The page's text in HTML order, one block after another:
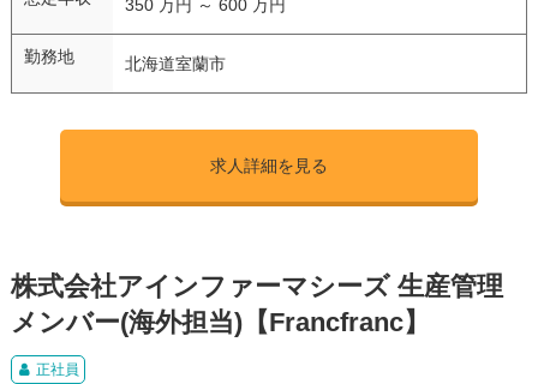
350 万円 ～ 600 万円
勤務地 北海道室蘭市
求人詳細を見る
株式会社アインファーマシーズ 生産管理
メンバー(海外担当)【Francfranc】
正社員